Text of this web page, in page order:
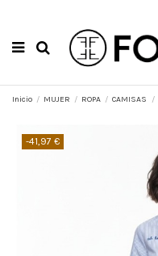
Inicio MUJER ROPA CAMISAS
-41,97 €